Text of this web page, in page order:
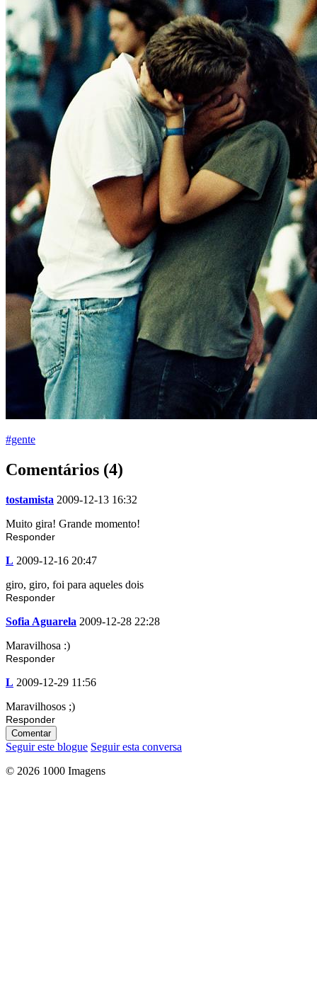
#gente
Comentários (4)
tostamista 2009-12-13 16:32
Muito gira! Grande momento!
Responder
L 2009-12-16 20:47
giro, giro, foi para aqueles dois
Responder
Sofia Aguarela 2009-12-28 22:28
Maravilhosa :)
Responder
L 2009-12-29 11:56
Maravilhosos ;)
Responder
Comentar
Seguir este blogue Seguir esta conversa
© 2026 1000 Imagens